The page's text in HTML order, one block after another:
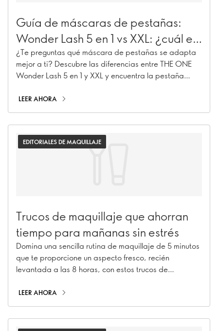
Guía de máscaras de pestañas:
Wonder Lash 5 en 1 vs XXL: ¿cuál es
la más adecuada para ti?
¿Te preguntas qué máscara de pestañas se adapta
mejor a ti? Descubre las diferencias entre THE ONE
Wonder Lash 5 en 1 y XXL y encuentra la pestaña
LEER AHORA
EDITORIALES DE MAQUILLAJE
Trucos de maquillaje que ahorran
tiempo para mañanas sin estrés
Domina una sencilla rutina de maquillaje de 5 minutos
que te proporcione un aspecto fresco, recién
levantada a las 8 horas, con estos trucos de
mañanas sin estrés. Desde bases difuminadoras
hasta colores en crema.
LEER AHORA